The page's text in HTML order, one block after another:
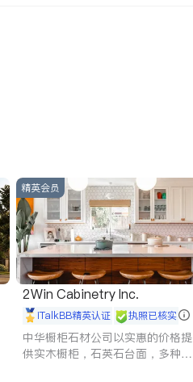
精英会员
2Win Cabinetry Inc.
iTalkBB精英认证 执照已核实
中华橱柜石材公司以实惠的价格提
供实木橱柜，石英石台面，多种优